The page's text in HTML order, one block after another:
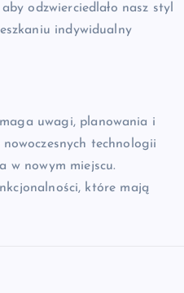
odzwierciedlało nasz styl
indywidualny
uwagi, planowania i
technologii
w nowym miejscu.
które mają